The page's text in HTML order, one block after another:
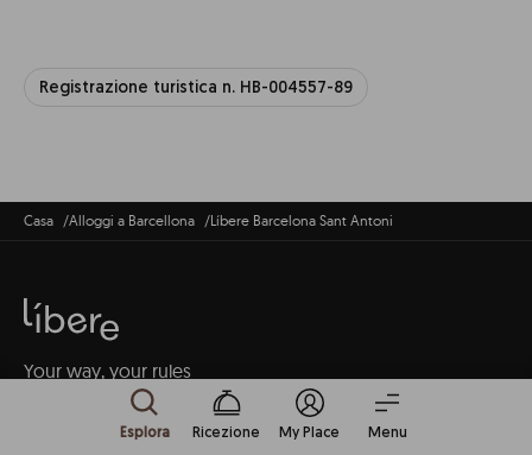
Registrazione turistica n. HB-004557-89
Esplora Ricezione My Place Menu
Casa Alloggi a Barcellona Líbere Barcelona Sant Antoni
Your way, your rules
Seleziona la tua lingua